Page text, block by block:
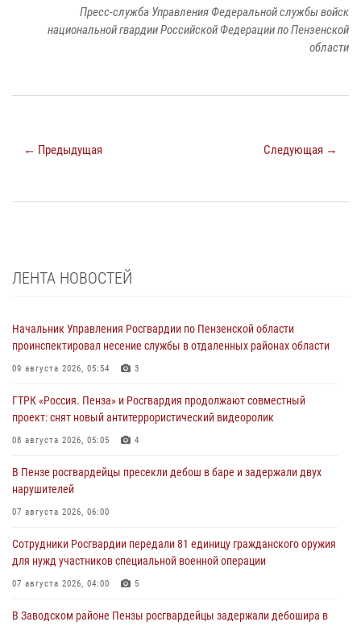
Пресс-служба Управления Федеральной службы войск
национальной гвардии Российской Федерации по Пензенской
области
← Предыдущая Следующая →
ЛЕНТА НОВОСТЕЙ
Начальник Управления Росгвардии по Пензенской области
проинспектировал несение службы в отдаленных районах области
09 августа 2026, 05:54 3
ГТРК «Россия. Пенза» и Росгвардия продолжают совместный
проект: снят новый антитеррористический видеоролик
08 августа 2026, 05:05 4
В Пензе росгвардейцы пресекли дебош в баре и задержали двух
нарушителей
07 августа 2026, 06:00
Сотрудники Росгвардии передали 81 единицу гражданского оружия
для нужд участников специальной военной операции
07 августа 2026, 04:00 5
В Заводском районе Пензы росгвардейцы задержали дебошира в